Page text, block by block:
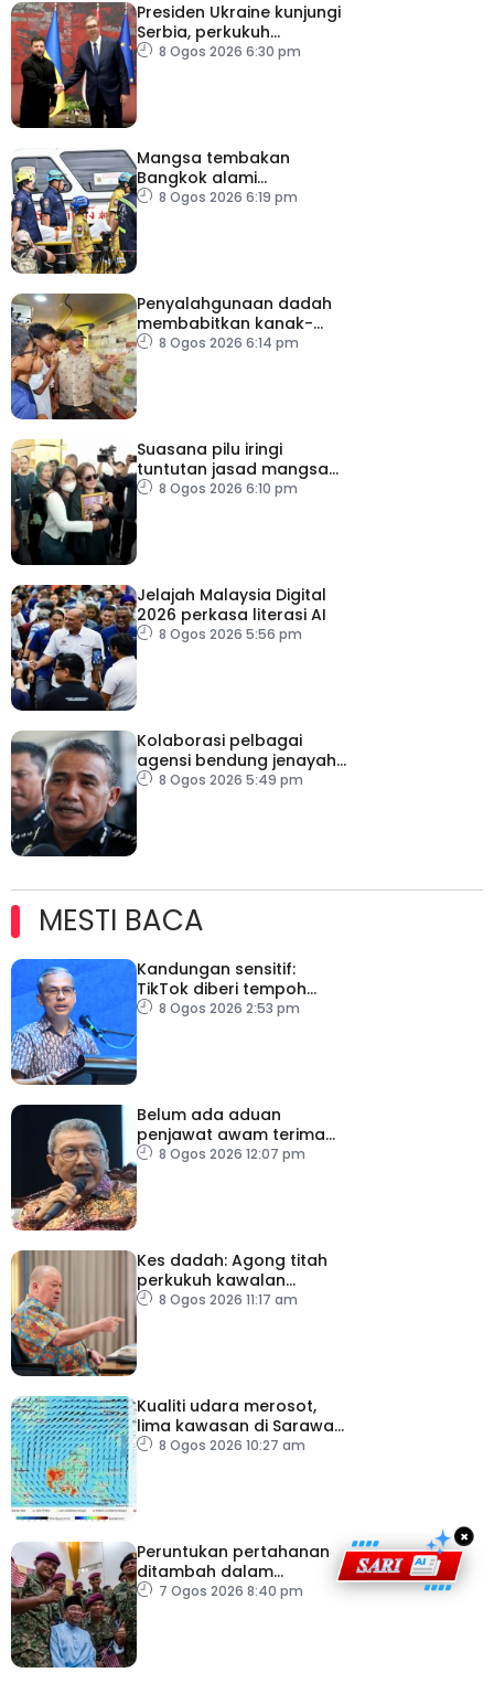
Presiden Ukraine kunjungi
Serbia, perkukuh
kerjasama ekonomi
8 Ogos 2026 6:30 pm
Mangsa tembakan
Bangkok alami
kecederaan pada organ
8 Ogos 2026 6:19 pm
Penyalahgunaan dadah
membabitkan kanak-
kanak di Terengganu
8 Ogos 2026 6:14 pm
Suasana pilu iringi
tuntutan jasad mangsa
tembakan Nonthaburi
8 Ogos 2026 6:10 pm
Jelajah Malaysia Digital
2026 perkasa literasi AI
8 Ogos 2026 5:56 pm
Kolaborasi pelbagai
agensi bendung jenayah
rentas sempadan
8 Ogos 2026 5:49 pm
MESTI BACA
Kandungan sensitif:
TikTok diberi tempoh
perkukuh sistem
8 Ogos 2026 2:53 pm
Belum ada aduan
penjawat awam terima
tekanan daripada ahli
8 Ogos 2026 12:07 pm
Kes dadah: Agong titah
perkukuh kawalan
lapangan terbang, pintu
8 Ogos 2026 11:17 am
Kualiti udara merosot,
lima kawasan di Sarawak
catat IPU tidak sihat
8 Ogos 2026 10:27 am
Peruntukan pertahanan
ditambah dalam
Belanjawan 2027
7 Ogos 2026 8:40 pm
×